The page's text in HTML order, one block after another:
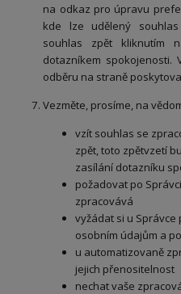
na odkaz pro úpravu
kde lze udělený
souhlas zpět kliknutím
dotazníkem spokojenosti.
odběru na straně
Vezměte, prosíme, na
vzít souhlas se
zpět, toto zpětvzetí
zasílání dotazníku
požadovat po
zpracovává
vyžádat si u
osobním údajům a
u automatizovaně
jejich přenositelnost
nechat vaše